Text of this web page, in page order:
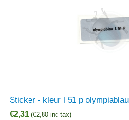
Sticker - kleur l 51 p olympiablau
€2,31 (€2,80 inc tax)